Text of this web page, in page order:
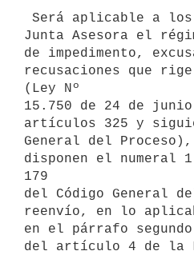
Junta Asesora el
de impedimento,
recusaciones que
(Ley Nº
15.750 de 24 de
artículos 325 y
General del
disponen el numeral
179
del Código General
reenvío, en lo
en el párrafo
del artículo 4 de la